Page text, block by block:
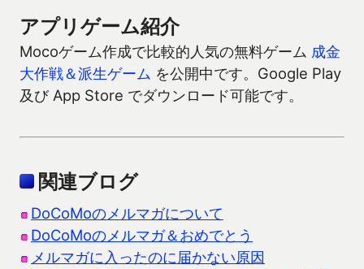
アプリゲーム紹介
Mocoゲーム作成で比較的人気の無料ゲーム 成金
大作戦＆派生ゲーム を公開中です。Google Play
及び App Store でダウンロード可能です。
関連ブログ
DoCoMoのメルマガについて
DoCoMoのメルマガ＆おめでとう
メルマガに入ったのに届かない原因